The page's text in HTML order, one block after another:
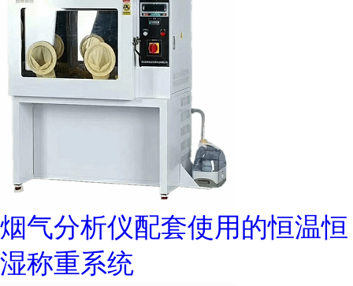
烟气分析仪配套使用的恒温恒
湿称重系统